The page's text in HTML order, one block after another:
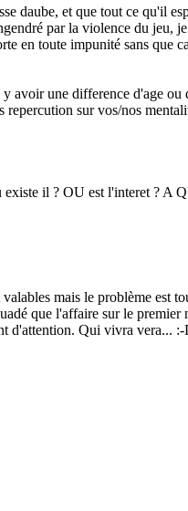
daube, et que tout ce qu'il
par la violence du
en toute impunité sans
avoir une difference d'age
sur vos/nos
il ? OU est l'interet ? A
mais le problème
que l'affaire sur le
d'attention. Qui vivra vera... :-